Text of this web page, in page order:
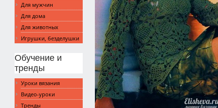
Для мужчин
Для дома
Для животных
Игрушки, безделушки
Обучение и
тренды
Уроки вязания
Видео-уроки
Тренды